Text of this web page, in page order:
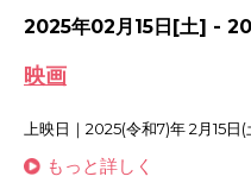
2025年02月15日[土] -
映画
上映日｜2025(令和7)年 2月15
もっと詳しく